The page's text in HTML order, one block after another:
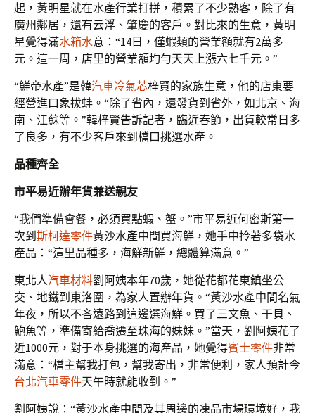
起，黃明星就在水產行業打拼，積累了不少熟客，除了有
廣州鄰居，還有云浮、肇慶的客戶。對比來的生意，黃明
星覺得滿水箱水意：“14日，僅蝦類的營業額就有2萬多
元。這一周，店里的營業額均勻天天上漲六七千元。”
“鮮帝水產”是韓汽車冷氣芯梓賢的家族生意，他的店東要
經營進口象拔蚌。“除了省內，還發貨到省外，如北京、海
南、江蘇等。”韓梓賢告訴記者，臨近春節，出貨較常日多
了良多，有不少客戶來到檔口挑選水產。
品種齊全
市平易近辦年貨兼送親友
“我們準備會餐，必須買點蝦、蟹。”市平易近何密斯第一
次到 斯柯達零件黃沙水產中間買海鮮，她手中拎著多袋水
產品：“這里品種多，海鮮新鮮，總體算滿意。”
東北人汽車材料劉阿姨本年70歲，她從花都花東鎮坐公
交、地鐵到東洛圍，為家人置辦年貨。“黃沙水產中間名氣
年夜，所以不吝遠路到這邊選海鮮。買了三文魚、干貝、
鮑魚等，準備寄給喬遷至珠海的妹妹。”當天，劉阿姨花了
近1000元，對于本身挑選的海產品，她覺得賓士零件非常
滿意：“檔主幫我打包，幫我寄出，非常便利，家人預計今
台北汽車零件天午時就能收到。”
劉阿姨說：“黃沙水產中間及其周邊的凍品市場環境好，我